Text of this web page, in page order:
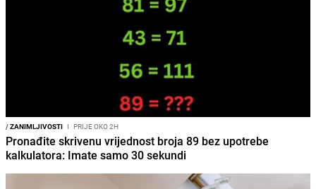
/ZANIMLJIVOSTI I PRIJE OKO 2H
Pronađite skrivenu vrijednost broja 89 bez upotrebe
kalkulatora: Imate samo 30 sekundi